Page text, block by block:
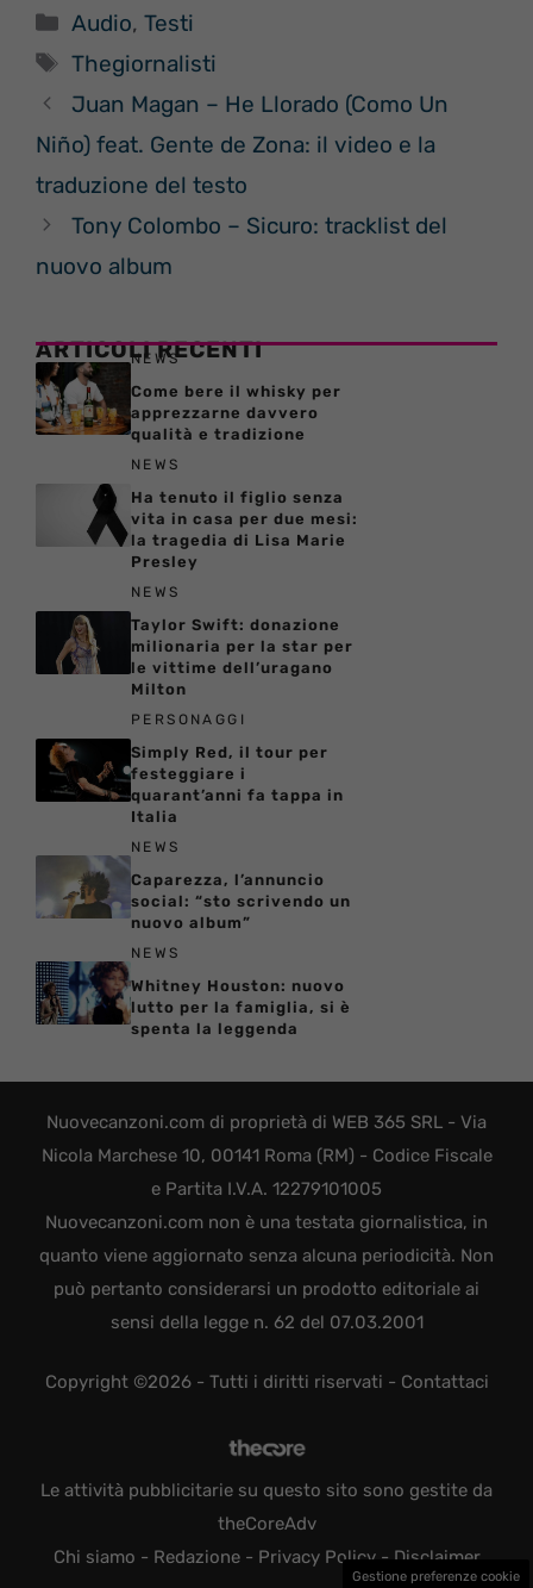
Categorie
Audio,Testi
Tag
Thegiornalisti
Juan Magan – He Llorado (Como Un
Niño) feat. Gente de Zona: il video e la
traduzione del testo
Tony Colombo – Sicuro: tracklist del
nuovo album
ARTICOLI RECENTI
NEWS
Come bere il whisky per
apprezzarne davvero
qualità e tradizione
NEWS
Ha tenuto il figlio senza
vita in casa per due mesi:
la tragedia di Lisa Marie
Presley
NEWS
Taylor Swift: donazione
milionaria per la star per
le vittime dell’uragano
Milton
PERSONAGGI
Simply Red, il tour per
festeggiare i
quarant’anni fa tappa in
Italia
NEWS
Caparezza, l’annuncio
social: “sto scrivendo un
nuovo album”
NEWS
Whitney Houston: nuovo
lutto per la famiglia, si è
spenta la leggenda
Nuovecanzoni.com di proprietà di WEB 365 SRL - Via
Nicola Marchese 10, 00141 Roma (RM) - Codice Fiscale
e Partita I.V.A. 12279101005
Nuovecanzoni.com non è una testata giornalistica, in
quanto viene aggiornato senza alcuna periodicità. Non
può pertanto considerarsi un prodotto editoriale ai
sensi della legge n. 62 del 07.03.2001
Copyright ©2026 - Tutti i diritti riservati - Contattaci
Le attività pubblicitarie su questo sito sono gestite da
theCoreAdv
Chi siamo - Redazione- Privacy Policy- Disclaimer
Gestione preferenze cookie